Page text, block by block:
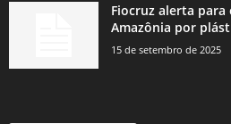
Fiocruz alerta
Amazônia por
15 de setembro de 2025